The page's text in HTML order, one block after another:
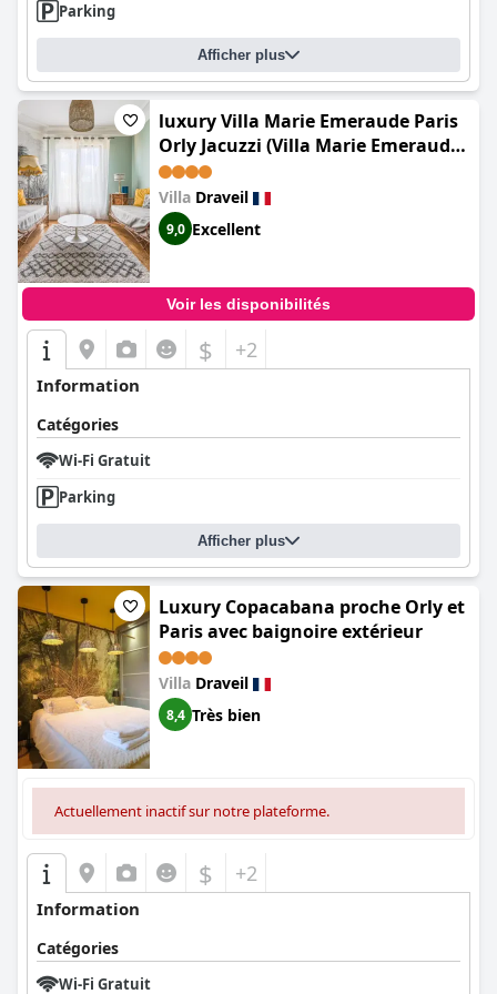
Parking
Afficher plus
luxury Villa Marie Emeraude Paris
Orly Jacuzzi (Villa Marie Emeraude
Paris Orly)
Villa Draveil
9,0 Excellent
Voir les disponibilités
$ +2
Information
Catégories
Wi-Fi Gratuit
Parking
Afficher plus
Luxury Copacabana proche Orly et
Paris avec baignoire extérieur
Villa Draveil
8,4 Très bien
Actuellement inactif sur notre plateforme.
$ +2
Information
Catégories
Wi-Fi Gratuit